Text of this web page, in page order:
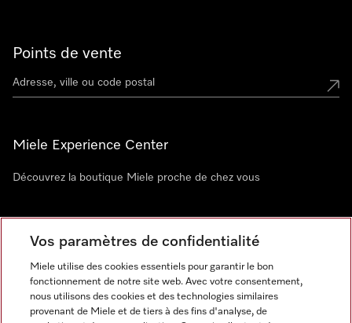
Points de vente
Miele Experience Center
Découvrez la boutique Miele proche de chez vous
Newsletter
Vos paramètres de confidentialité
Miele utilise des cookies essentiels pour garantir le bon
fonctionnement de notre site web. Avec votre consentement,
nous utilisons des cookies et des technologies similaires
provenant de Miele et de tiers à des fins d'analyse, de